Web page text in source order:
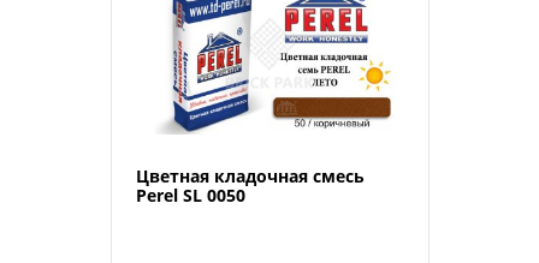
Цветная кладочная смесь
Perel SL 0050